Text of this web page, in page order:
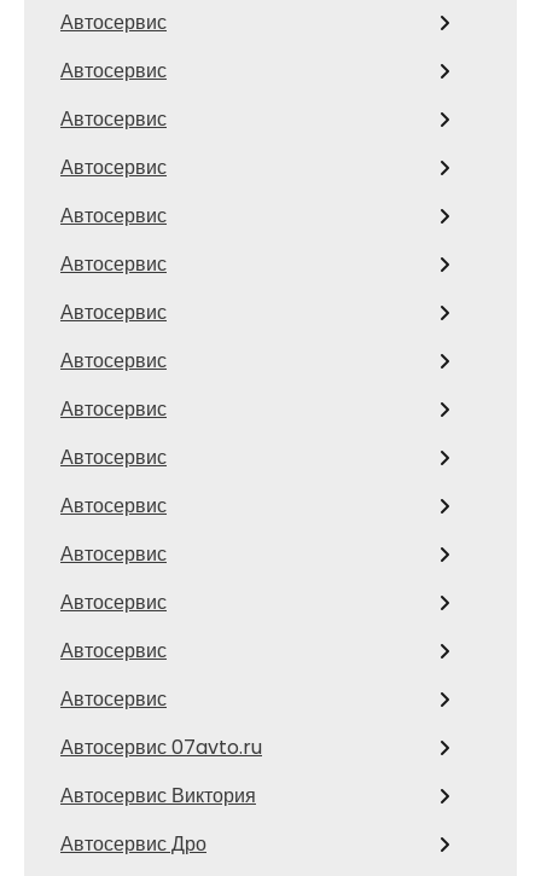
Автосервис
Автосервис
Автосервис
Автосервис
Автосервис
Автосервис
Автосервис
Автосервис
Автосервис
Автосервис
Автосервис
Автосервис
Автосервис
Автосервис
Автосервис
Автосервис 07avto.ru
Автосервис Виктория
Автосервис Дро